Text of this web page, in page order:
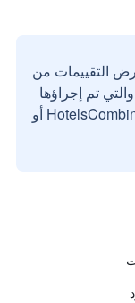
التقييمات من
تم إجراؤها
بواسطة مستخدمين حقيقيين مع HotelsCombined أو